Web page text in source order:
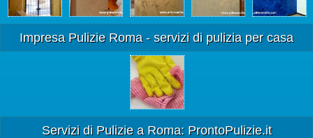
Impresa Pulizie Roma - servizi di pulizia per casa
Servizi di Pulizie a Roma: ProntoPulizie.it